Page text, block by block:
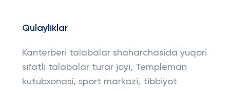
Qulayliklar
Kanterberi talabalar shaharchasida yuqori
sifatli talabalar turar joyi, Templeman
kutubxonasi, sport markazi, tibbiyot